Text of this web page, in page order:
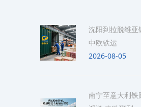
沈阳到拉脱维亚
中欧铁运
2026-08-05
南宁至意大利铁